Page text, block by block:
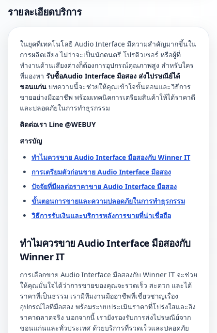
รายละเอียดบริการ
ในยุคที่เทคโนโลยี Audio Interface มีความสำคัญมากขึ้นใน
การผลิตเสียง ไม่ว่าจะเป็นนักดนตรี โปรดิวเซอร์ หรือผู้ที่
ทำงานด้านเสียงต่างก็ต้องการอุปกรณ์คุณภาพสูง สำหรับใคร
ที่มองหา รับซื้อAudio Interface มือสอง ส่งไปรษณีย์ได้
ขอนแก่น บทความนี้จะช่วยให้คุณเข้าใจขั้นตอนและวิธีการ
ขายอย่างมืออาชีพ พร้อมเทคนิคการเตรียมสินค้าให้ได้ราคาดี
และปลอดภัยในการทำธุรกรรม
ติดต่อเรา Line @WEBUY
สารบัญ
ทำไมควรขาย Audio Interface มือสองกับ Winner IT
การเตรียมตัวก่อนขาย Audio Interface มือสอง
ปัจจัยที่มีผลต่อราคาขาย Audio Interface มือสอง
ขั้นตอนการขายและความปลอดภัยในการทำธุรกรรม
วิธีการรับเงินและบริการหลังการขายที่น่าเชื่อถือ
ทำไมควรขาย Audio Interface มือสองกับ
Winner IT
การเลือกขาย Audio Interface มือสองกับ Winner IT จะช่วย
ให้คุณมั่นใจได้ว่าการขายของคุณจะรวดเร็ว สะดวก และได้
ราคาที่เป็นธรรม เรามีทีมงานมืออาชีพที่เชี่ยวชาญเรื่อง
อุปกรณ์ไอทีมือสอง พร้อมระบบประเมินราคาที่โปร่งใสและอิง
ราคาตลาดจริง นอกจากนี้ เรายังรองรับการส่งไปรษณีย์จาก
ขอนแก่นและทั่วประเทศ ด้วยบริการที่รวดเร็วและปลอดภัย